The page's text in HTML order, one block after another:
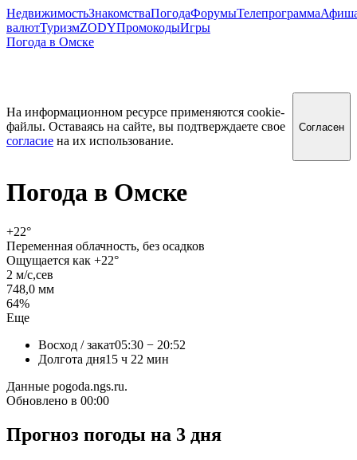
НедвижимостьЗнакомстваПогодаФорумыТелепрограмма
валютТуризмZODYПромокодыИгры
Погода в Омске
На информационном ресурсе применяются cookie-
файлы. Оставаясь на сайте, вы подтверждаете свое
согласие на их использование.
Согласен
Погода в Омске
+22°
Переменная облачность, без осадков
Ощущается как +22°
2 м/c,сев
748,0 мм
64%
Еще
Восход / закат05:30 − 20:52
Долгота дня15 ч 22 мин
Данные pogoda.ngs.ru.
Обновлено в 00:00
Прогноз погоды на 3 дня